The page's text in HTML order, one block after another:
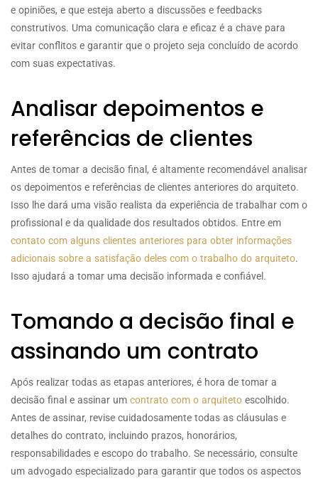
e opiniões, e que esteja aberto a discussões e feedbacks
construtivos. Uma comunicação clara e eficaz é a chave para
evitar conflitos e garantir que o projeto seja concluído de acordo
com suas expectativas.
Analisar depoimentos e
referências de clientes
Antes de tomar a decisão final, é altamente recomendável analisar
os depoimentos e referências de clientes anteriores do arquiteto.
Isso lhe dará uma visão realista da experiência de trabalhar com o
profissional e da qualidade dos resultados obtidos. Entre em
contato com alguns clientes anteriores para obter informações
adicionais sobre a satisfação deles com o trabalho do arquiteto.
Isso ajudará a tomar uma decisão informada e confiável.
Tomando a decisão final e
assinando um contrato
Após realizar todas as etapas anteriores, é hora de tomar a
decisão final e assinar um contrato com o arquiteto escolhido.
Antes de assinar, revise cuidadosamente todas as cláusulas e
detalhes do contrato, incluindo prazos, honorários,
responsabilidades e escopo do trabalho. Se necessário, consulte
um advogado especializado para garantir que todos os aspectos